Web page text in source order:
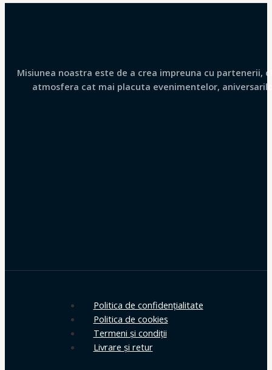
Misiunea noastra este de a crea impreuna cu partenerii,
atmosfera cat mai placuta evenimentelor,
Politica de confidențialitate
Politica de cookies
Termeni și condiții
Livrare și retur